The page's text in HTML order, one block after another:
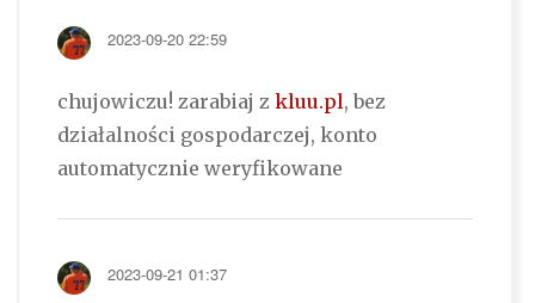
2023-09-20 22:59
chujowiczu! zarabiaj z kluu.pl, bez
działalności gospodarczej, konto
automatycznie weryfikowane
2023-09-21 01:37